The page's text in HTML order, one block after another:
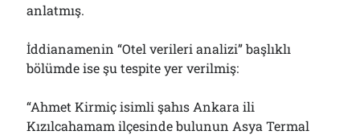
anlatmış.
İddianamenin “Otel verileri analizi” başlıklı
bölümde ise şu tespite yer verilmiş:
“Ahmet Kirmiç isimli şahıs Ankara ili
Kızılcahamam ilçesinde bulunun Asya Termal